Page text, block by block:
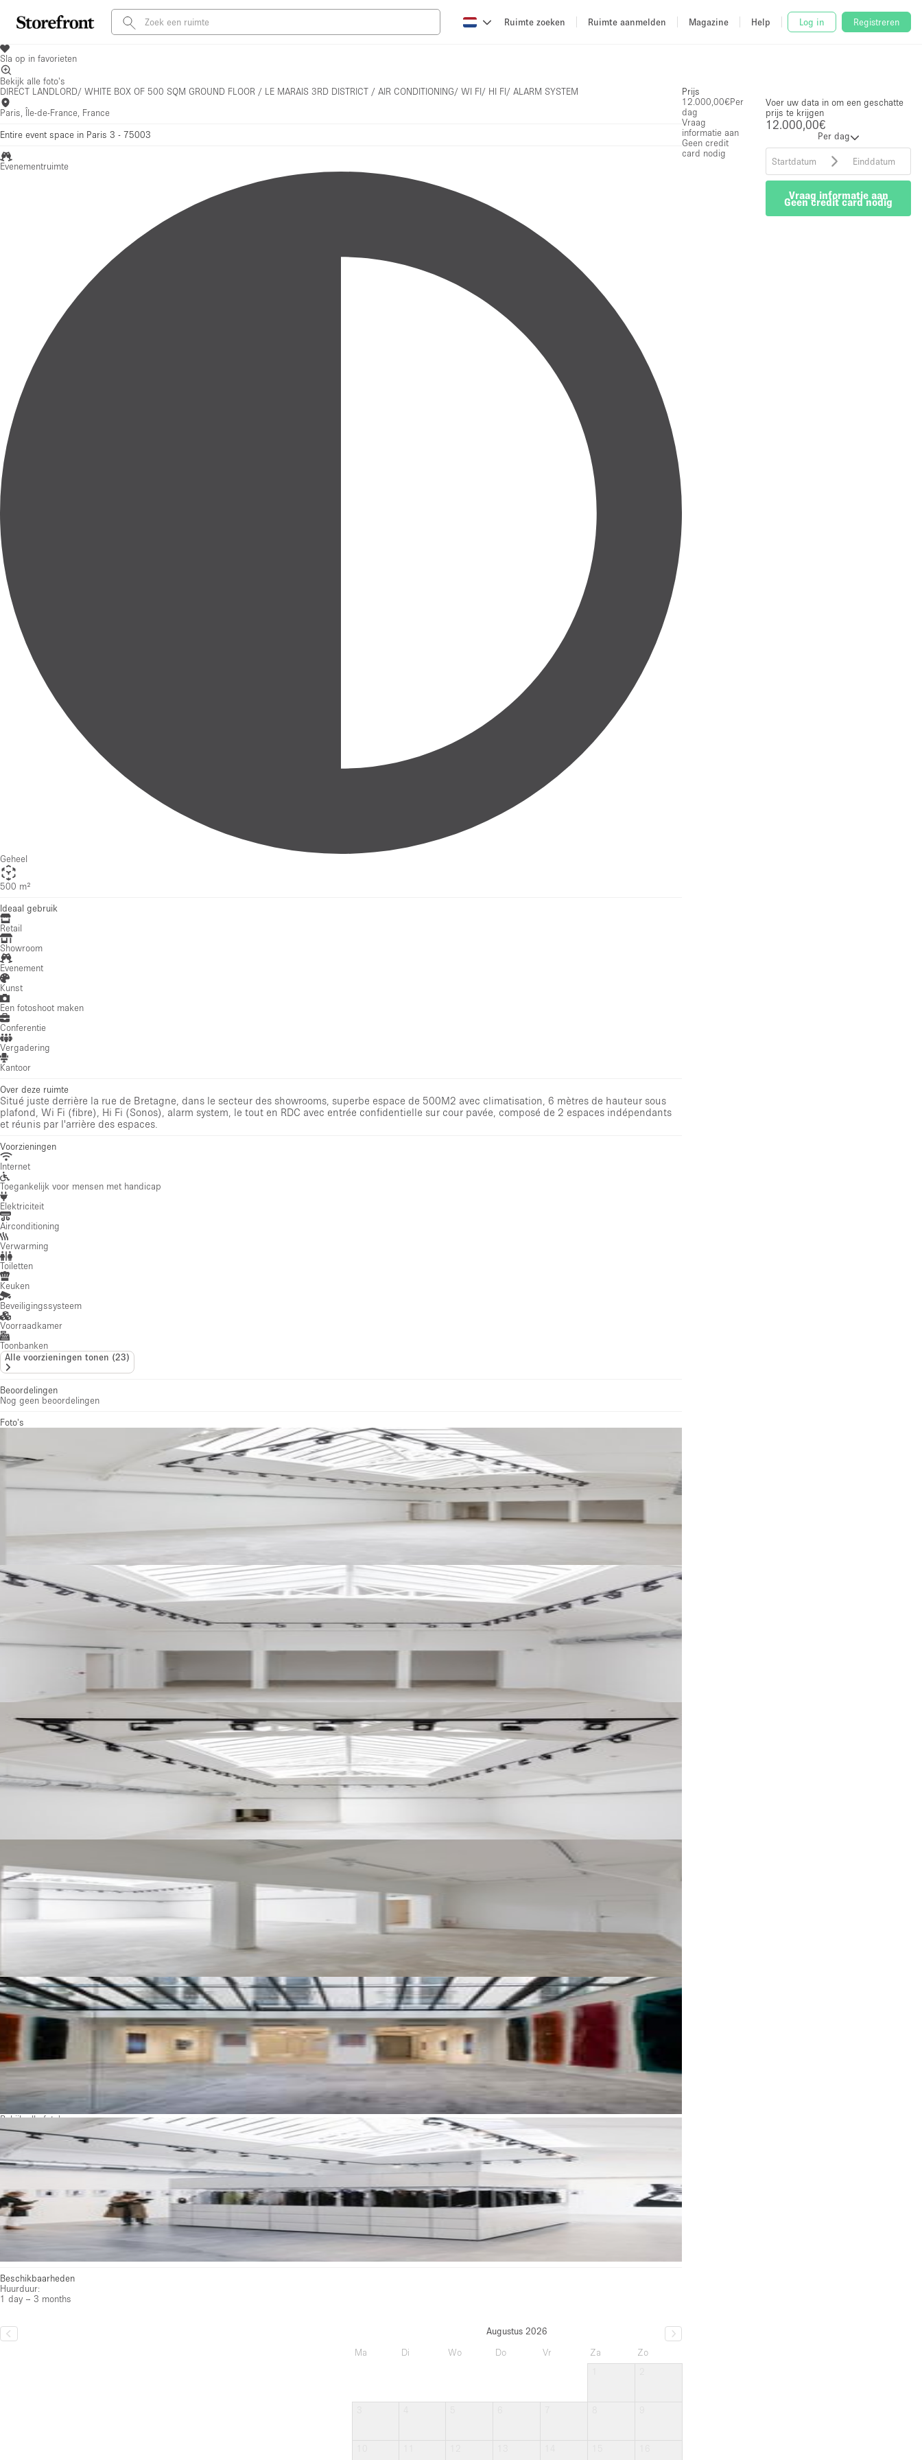
Ruimte zoeken Ruimte aanmelden Magazine Help Log in Registreren
Sla op in favorieten
Bekijk alle foto's
Voer uw data in om een geschatte
prijs te krijgen
12.000,00€
Per dag
Vraag informatie aan
Geen credit card nodig
Prijs
12.000,00€Per
dag
Vraag
informatie aan
Geen credit
card nodig
DIRECT LANDLORD/ WHITE BOX OF 500 SQM GROUND FLOOR / LE MARAIS 3RD DISTRICT / AIR CONDITIONING/ WI FI/ HI FI/ ALARM SYSTEM
Paris, Île-de-France, France
Entire event space in Paris 3 - 75003
Evenementruimte
Geheel
500 m²
Ideaal gebruik
Retail
Showroom
Evenement
Kunst
Een fotoshoot maken
Conferentie
Vergadering
Kantoor
Over deze ruimte
Situé juste derrière la rue de Bretagne, dans le secteur des showrooms, superbe espace de 500M2 avec climatisation, 6 mètres de hauteur sous
plafond, Wi Fi (fibre), Hi Fi (Sonos), alarm system, le tout en RDC avec entrée confidentielle sur cour pavée, composé de 2 espaces indépendants
et réunis par l'arrière des espaces.
Voorzieningen
Internet
Toegankelijk voor mensen met handicap
Elektriciteit
Airconditioning
Verwarming
Toiletten
Keuken
Beveiligingssysteem
Voorraadkamer
Toonbanken
Alle voorzieningen tonen (23)
Beoordelingen
Nog geen beoordelingen
Foto's
Bekijk alle foto's
Beschikbaarheden
Huurduur:
1 day – 3 months
Augustus 2026
Ma
Di Wo Do Vr Za
Zo